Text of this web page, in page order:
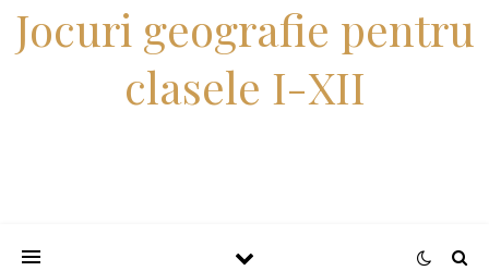
Jocuri geografie pentru
clasele I-XII